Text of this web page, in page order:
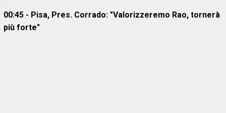
00:45 - Pisa, Pres. Corrado: "Valorizzeremo Rao, tornerà
più forte"